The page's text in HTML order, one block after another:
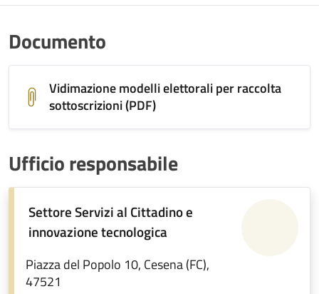
Documento
Vidimazione modelli elettorali per raccolta
sottoscrizioni (PDF)
Ufficio responsabile
Settore Servizi al Cittadino e
innovazione tecnologica
Piazza del Popolo 10, Cesena (FC),
47521